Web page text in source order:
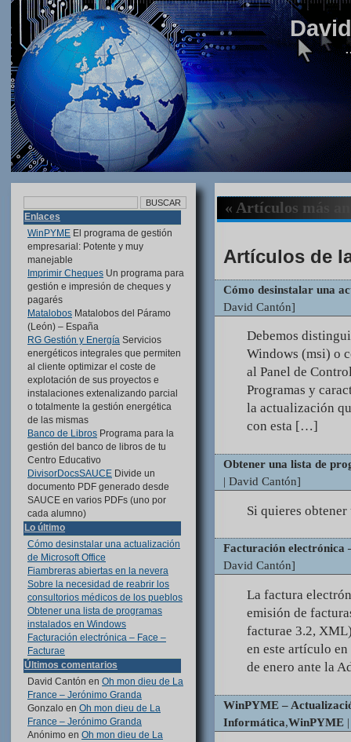
« Artículos más
Artículos de
Cómo desinstalar una
David Cantón]
Debemos
Windows (msi) o
al Panel de
Programas y
la actualización
con esta […]
Obtener una lista de
| David Cantón]
Si quieres
Facturación electrónica
David Cantón]
La factura
emisión de
facturae 3.2,
en este artículo
de enero ante la
WinPYME –
Informática,WinPYME
Enlaces
WinPYME El programa de gestión
empresarial: Potente y muy
manejable
Imprimir Cheques Un programa para
gestión e impresión de cheques y
pagarés
Matalobos Matalobos del Páramo
(León) – España
RG Gestión y Energía Servicios
energéticos integrales que permiten
al cliente optimizar el coste de
explotación de sus proyectos e
instalaciones extenalizando parcial
o totalmente la gestión energética
de las mismas
Banco de Libros Programa para la
gestión del banco de libros de tu
Centro Educativo
DivisorDocsSAUCE Divide un
documento PDF generado desde
SAUCE en varios PDFs (uno por
cada alumno)
Lo último
Cómo desinstalar una actualización
de Microsoft Office
Fiambreras abiertas en la nevera
Sobre la necesidad de reabrir los
consultorios médicos de los pueblos
Obtener una lista de programas
instalados en Windows
Facturación electrónica – Face –
Facturae
Últimos comentarios
David Cantón en Oh mon dieu de La
France – Jerónimo Granda
Gonzalo en Oh mon dieu de La
France – Jerónimo Granda
Anónimo en Oh mon dieu de La